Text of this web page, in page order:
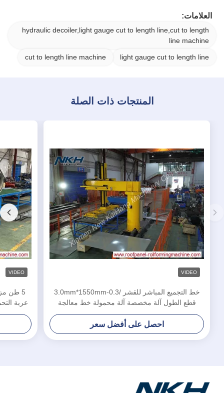
العلامات:
hydraulic decoiler,light gauge cut to length line,cut to length
line machine
light gauge cut to length line
cut to length line machine
المنتجات ذات الصلة
VIDEO
خط التجميع المباشر للقشر /0.3-3.0mm*1550mm
قطع الطول آلة مخصصة آلة محمولة خط معالجة
الصفائح المعدنية
احصل على أفضل سعر
VIDEO
5 طن
عربة